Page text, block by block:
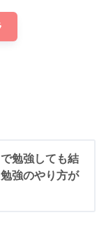
勉強しても結
強のやり方が